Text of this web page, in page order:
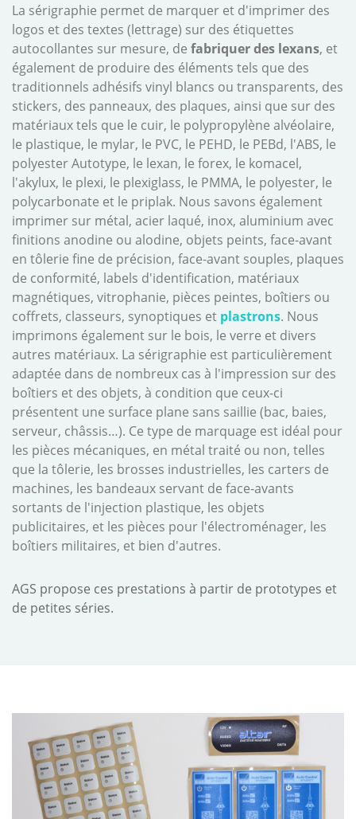
La sérigraphie permet de marquer et d'imprimer des
logos et des textes (lettrage) sur des étiquettes
autocollantes sur mesure, de fabriquer des lexans, et
également de produire des éléments tels que des
traditionnels adhésifs vinyl blancs ou transparents, des
stickers, des panneaux, des plaques, ainsi que sur des
matériaux tels que le cuir, le polypropylène alvéolaire,
le plastique, le mylar, le PVC, le PEHD, le PEBd, l'ABS, le
polyester Autotype, le lexan, le forex, le komacel,
l'akylux, le plexi, le plexiglass, le PMMA, le polyester, le
polycarbonate et le priplak. Nous savons également
imprimer sur métal, acier laqué, inox, aluminium avec
finitions anodine ou alodine, objets peints, face-avant
en tôlerie fine de précision, face-avant souples, plaques
de conformité, labels d'identification, matériaux
magnétiques, vitrophanie, pièces peintes, boîtiers ou
coffrets, classeurs, synoptiques et plastrons. Nous
imprimons également sur le bois, le verre et divers
autres matériaux. La sérigraphie est particulièrement
adaptée dans de nombreux cas à l'impression sur des
boîtiers et des objets, à condition que ceux-ci
présentent une surface plane sans saillie (bac, baies,
serveur, châssis…). Ce type de marquage est idéal pour
les pièces mécaniques, en métal traité ou non, telles
que la tôlerie, les brosses industrielles, les carters de
machines, les bandeaux servant de face-avants
sortants de l'injection plastique, les objets
publicitaires, et les pièces pour l'électroménager, les
boîtiers militaires, et bien d'autres.
AGS propose ces prestations à partir de prototypes et
de petites séries.